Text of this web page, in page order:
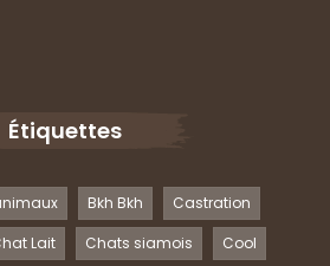
Étiquettes
Bkh Bkh
Castration
Lait Chats siamois
Cool